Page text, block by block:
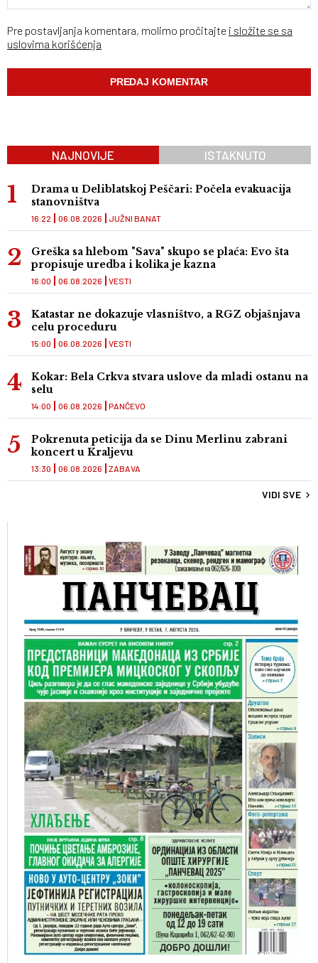
Pre postavljanja komentara, molimo pročitajte i složite se sa
uslovima korišćenja
NAJNOVIJE ISTAKNUTO
Drama u Deliblatskoj Peščari: Počela evakuacija
stanovništva
JUŽNI BANAT
16:22 06.08.2026
Greška sa hlebom "Sava" skupo se plaća: Evo šta
propisuje uredba i kolika je kazna
VESTI
16:00 06.08.2026
Katastar ne dokazuje vlasništvo, a RGZ objašnjava
celu proceduru
VESTI
15:00 06.08.2026
Kokar: Bela Crkva stvara uslove da mladi ostanu na
selu
PANČEVO
14:00 06.08.2026
Pokrenuta peticija da se Dinu Merlinu zabrani
koncert u Kraljevu
ZABAVA
13:30 06.08.2026
VIDI SVE